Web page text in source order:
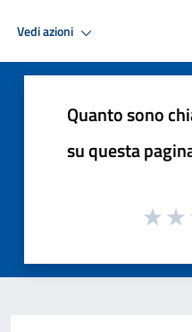
Vedi azioni
Quanto sono
su questa